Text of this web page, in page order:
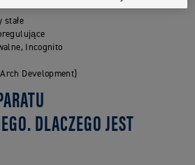
stałe
Incognito
Development)
DLACZEGO JEST